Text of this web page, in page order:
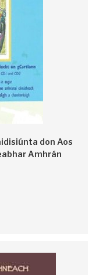
don Aos
Amhrán